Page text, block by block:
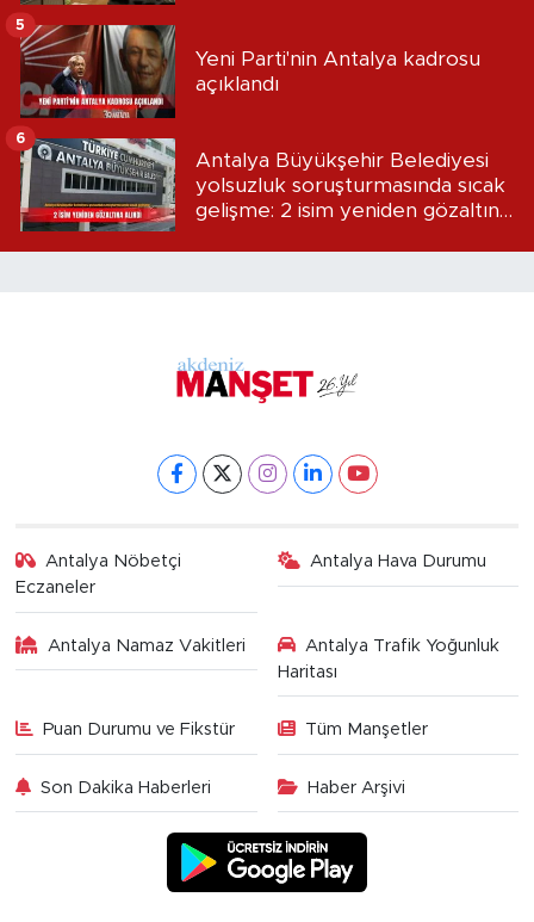
Yeni Parti'nin Antalya kadrosu
açıklandı
5
Antalya Büyükşehir Belediyesi
yolsuzluk soruşturmasında sıcak
gelişme: 2 isim yeniden gözaltına
6
Antalya Nöbetçi
Eczaneler
Antalya Hava Durumu
Antalya Namaz Vakitleri
Antalya Trafik Yoğunluk
Haritası
Puan Durumu ve Fikstür Tüm Manşetler
Son Dakika Haberleri Haber Arşivi